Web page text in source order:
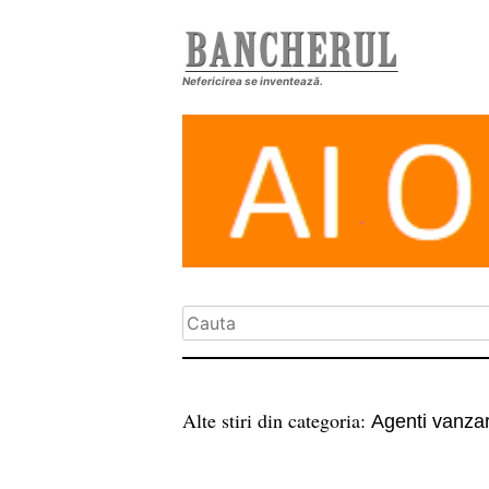
Nefericirea se inventează.
Alte stiri din categoria: Agenti